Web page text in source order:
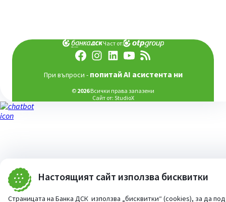
Настоящият сайт използва бисквитки
Страницата на Банка ДСК използва „бисквитки“ (cookies), за да
Част от:
При въпроси - попитай AI асистента ни
© 2026Всички права запазени
Сайт от: StudioX